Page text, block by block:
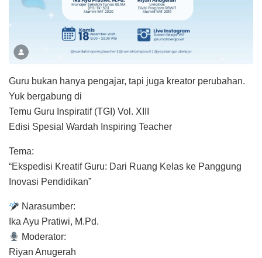
Guru bukan hanya pengajar, tapi juga kreator perubahan.
Yuk bergabung di
Temu Guru Inspiratif (TGI) Vol. XIII
Edisi Spesial Wardah Inspiring Teacher
Tema:
“Ekspedisi Kreatif Guru: Dari Ruang Kelas ke Panggung
Inovasi Pendidikan”
Narasumber:
Ika Ayu Pratiwi, M.Pd.
Moderator:
Riyan Anugerah